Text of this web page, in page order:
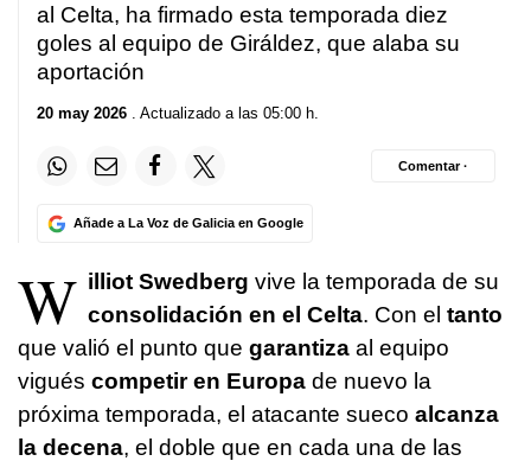
al Celta, ha firmado esta temporada diez
goles al equipo de Giráldez, que alaba su
aportación
20 may 2026 . Actualizado a las 05:00 h.
Añade a La Voz de Galicia en Google
Comentar ·
W illiot Swedberg vive la temporada de su
consolidación en el Celta. Con el tanto
que valió el punto que garantiza al equipo
vigués competir en Europa de nuevo la
próxima temporada, el atacante sueco alcanza
la decena, el doble que en cada una de las